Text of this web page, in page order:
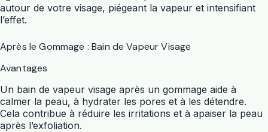
autour de votre visage, piégeant la vapeur et intensifiant
l’effet.
Après le Gommage : Bain de Vapeur Visage
Avantages
Un bain de vapeur visage après un gommage aide à
calmer la peau, à hydrater les pores et à les détendre.
Cela contribue à réduire les irritations et à apaiser la peau
après l’exfoliation.